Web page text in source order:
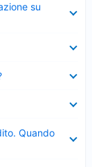
su
Quando